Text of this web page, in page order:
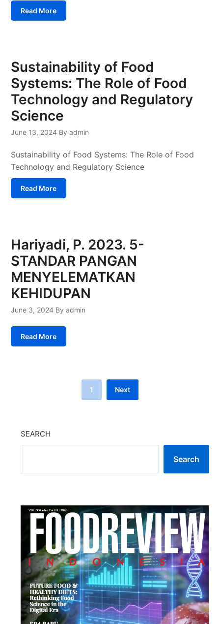
Read More
Sustainability of Food
Systems: The Role of Food
Technology and Regulatory
Science
June 13, 2024 By admin
Sustainability of Food Systems: The Role of Food
Technology and Regulatory Science
Read More
Hariyadi, P. 2023. 5-
STANDAR PANGAN
MENYELEMATKAN
KEHIDUPAN
June 3, 2024 By admin
Read More
1 Next
SEARCH
Search